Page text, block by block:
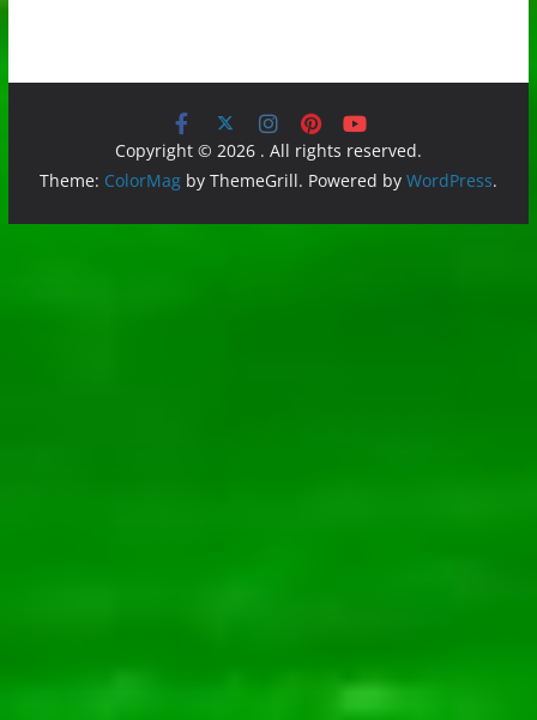
Copyright © 2026 . All rights reserved.
Theme: ColorMagby ThemeGrill. Powered by WordPress.